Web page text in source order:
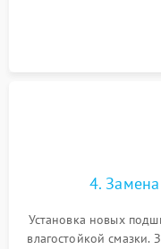
Восстановление
4.
Установка новых
влагостойкой смазки.